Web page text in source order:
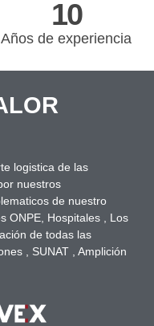
Años de experiencia
10
logistica de las
nuestros
de nuestro
ONPE, Hospitales , Los
de todas las
, SUNAT , Amplición